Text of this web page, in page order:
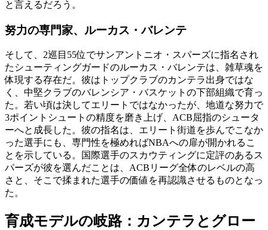
と言えるだろう。
努力の専門家、ルーカス・バレンテ
そして、2巡目55位でサンアントニオ・スパーズに指名され
たシューティングガードのルーカス・バレンテは、雑草魂を
体現する存在だ。彼はトップクラブのカンテラ出身ではな
く、中堅クラブのバレンシア・バスケットの下部組織で育っ
た。若い頃は決してエリートではなかったが、地道な努力で
3ポイントシュートの精度を磨き上げ、ACB屈指のシュータ
ーへと成長した。彼の指名は、エリート街道を歩んでこなか
った選手にも、専門性を極めればNBAへの扉が開かれるこ
とを示している。国際選手のスカウティングに定評のあるス
パーズが彼を選んだことは、ACBリーグ全体のレベルの高
さと、そこで揉まれた選手の価値を再認識させるものとなっ
た。
育成モデルの岐路：カンテラとグロー